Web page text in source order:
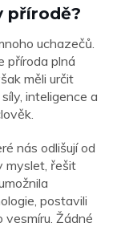
přírodě?
uchazečů.
příroda plná
měli určit
inteligence a
nás odlišují od
myslet, řešit
postavili
Žádné